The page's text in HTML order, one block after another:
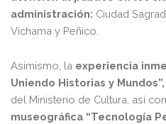
administración: Ciudad
Vichama y Peñico.
Asimismo, la experiencia
Uniendo Historias y Mundos”,
del Ministerio de Cultura, así
museográfica “Tecnología